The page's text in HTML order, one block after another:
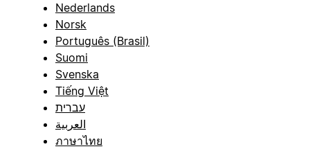
Nederlands
Norsk
Português (Brasil)
Suomi
Svenska
Tiếng Việt
עברית
العربية
ภาษาไทย